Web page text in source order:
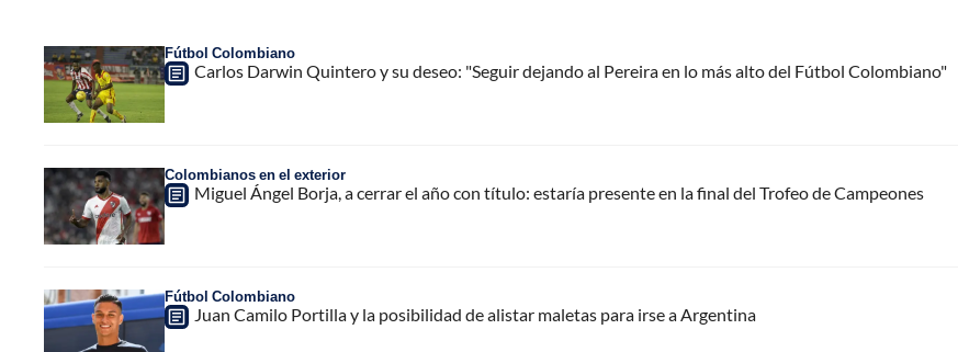
Fútbol Colombiano
Carlos Darwin Quintero y su deseo: "Seguir dejando al Pereira en lo más alto del Fútbol Colombiano"
Colombianos en el exterior
Miguel Ángel Borja, a cerrar el año con título: estaría presente en la final del Trofeo de Campeones
Fútbol Colombiano
Juan Camilo Portilla y la posibilidad de alistar maletas para irse a Argentina